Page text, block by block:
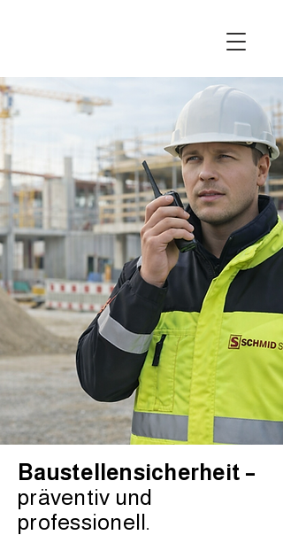
Baustellensicherheit –
präventiv und
professionell.